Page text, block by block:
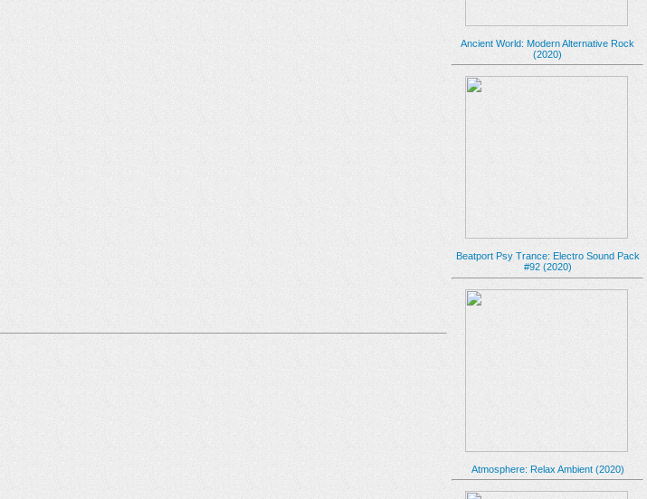
Ancient World: Modern Alternative Rock
(2020)
Beatport Psy Trance: Electro Sound Pack
#92 (2020)
Atmosphere: Relax Ambient (2020)